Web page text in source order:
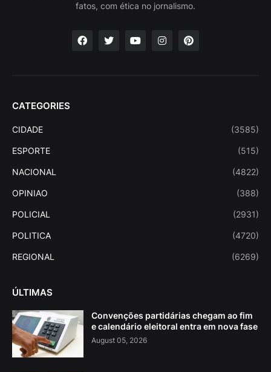
fatos, com ética no jornalismo.
CATEGORIES
CIDADE (3585)
ESPORTE (515)
NACIONAL (4822)
OPINIAO (388)
POLICIAL (2931)
POLITICA (4720)
REGIONAL (6269)
ÚLTIMAS
Convenções partidárias chegam ao fim
e calendário eleitoral entra em nova fase
August 05, 2026